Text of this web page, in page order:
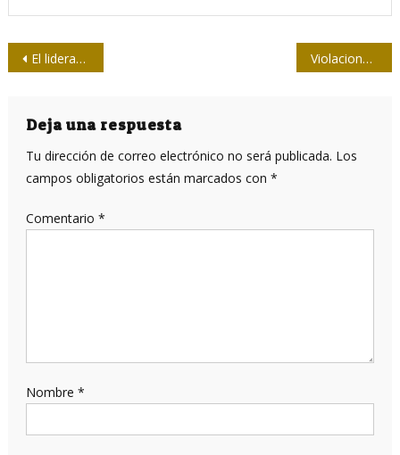
Navegación
entradas
El liderazgo bondadoso de Adela Moro Violaciones de protocolos lastran respuesta de Cuba a la Covid-19
Deja una respuesta
Tu dirección de correo electrónico no será publicada. Los
campos obligatorios están marcados con *
Comentario *
Nombre *